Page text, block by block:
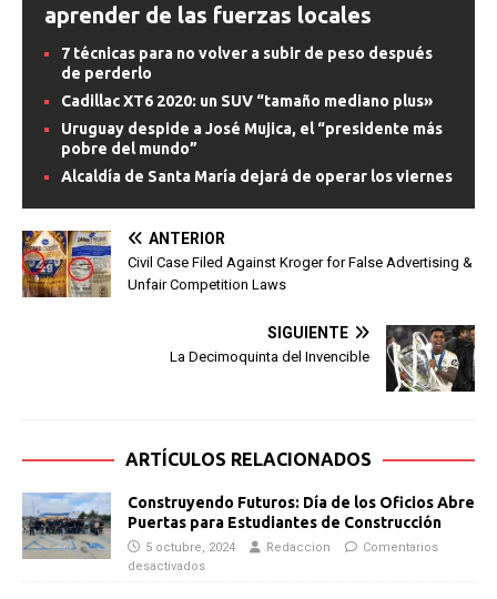
aprender de las fuerzas locales
7 técnicas para no volver a subir de peso después
de perderlo
Cadillac XT6 2020: un SUV “tamaño mediano plus»
Uruguay despide a José Mujica, el “presidente más
pobre del mundo”
Alcaldía de Santa María dejará de operar los viernes
ANTERIOR
Civil Case Filed Against Kroger for False Advertising &
Unfair Competition Laws
SIGUIENTE
La Decimoquinta del Invencible
ARTÍCULOS RELACIONADOS
Construyendo Futuros: Día de los Oficios Abre
Puertas para Estudiantes de Construcción
5 octubre, 2024 Redaccion
Comentarios
desactivados